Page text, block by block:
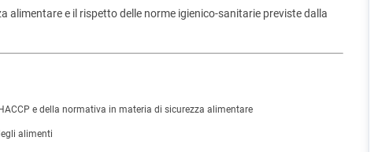
alimentare e il rispetto delle norme igienico-sanitarie previste dalla
e della normativa in materia di sicurezza alimentare
alimenti